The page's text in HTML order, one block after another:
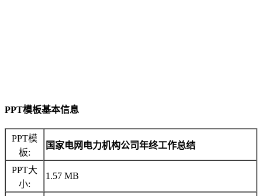
PPT模板基本信息
PPT模
板:
国家电网电力机构公司年终工作总结
PPT大
小:
1.57 MB